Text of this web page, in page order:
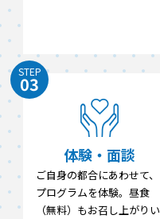
STEP
03
体験・面談
ご自身の都合にあわせて、
プログラムを体験。昼食
（無料）もお召し上がりい